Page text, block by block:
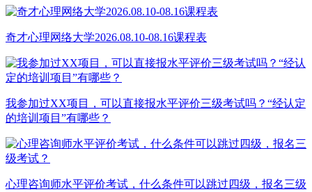
奇才心理网络大学2026.08.10-08.16课程表
我参加过XX项目，可以直接报水平评价三级考试吗？“经认定
的培训项目”有哪些？
心理咨询师水平评价考试，什么条件可以跳过四级，报名三级